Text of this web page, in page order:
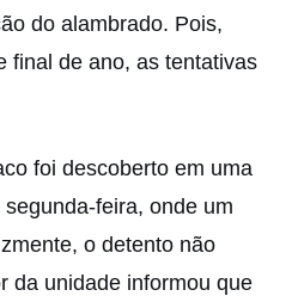
do alambrado. Pois,
final de ano, as tentativas
foi descoberto em uma
feira, onde um
o detento não
da unidade informou que